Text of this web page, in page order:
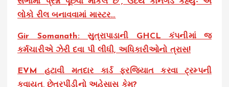
લોકો રીલ બનાવવામાં માસ્ટર…
Gir Somanath: સુત્રાપાડાની GHCL કંપનીમાં જ
કર્મચારીએ ઝેરી દવા પી લીધી, અધિકારીઓનો ત્રાસ!
EVM હટાવી મતદાર કાર્ડ ફરજિયાત કરવા ટ્રમ્પની
કવાયત, છેતરપીંડીનો અહેસાસ કેમ?